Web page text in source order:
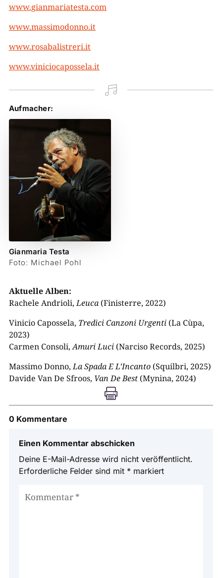
www.gianmariatesta.com
www.massimodonno.it
www.rosabalistreri.it
www.viniciocapossela.it

Aufmacher:
Gianmaria Testa
Foto: Michael Pohl
Aktuelle Alben:
Rachele Andrioli,Leuca(Finisterre, 2022)
Vinicio Capossela, Tredici Canzoni Urgenti(La Cùpa,
2023)
Carmen Consoli,Amuri Luci(Narciso Records, 2025)
Massimo Donno,La Spada E L’Incanto(Squilbri, 2025)
Davide Van De Sfroos, Van De Best(Mynina, 2024)

0 Kommentare
Einen Kommentar abschicken
Deine E-Mail-Adresse wird nicht veröffentlicht.
Erforderliche Felder sind mit * markiert